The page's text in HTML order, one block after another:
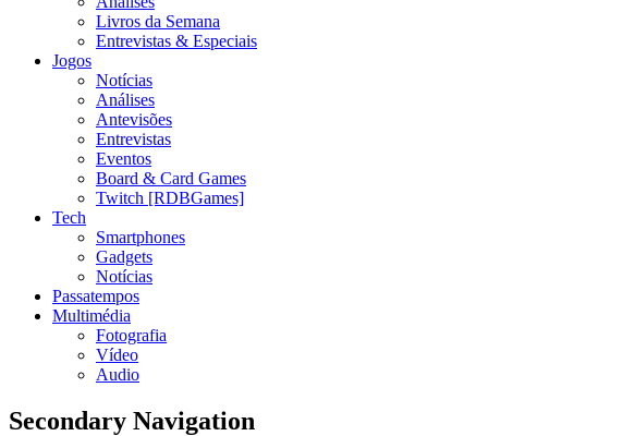
Livros da Semana
Entrevistas & Especiais
Jogos
Notícias
Análises
Antevisões
Entrevistas
Eventos
Board & Card Games
Twitch [RDBGames]
Tech
Smartphones
Gadgets
Notícias
Passatempos
Multimédia
Fotografia
Vídeo
Audio
Secondary Navigation